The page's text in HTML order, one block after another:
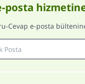
posta
Cevap e-posta